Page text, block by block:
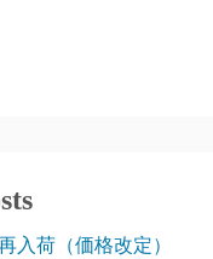
入荷（価格改定）